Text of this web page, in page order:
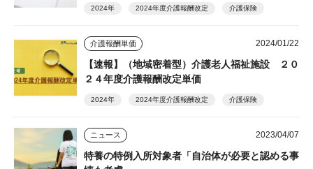
2024年 2024年度介護報酬改定 介護保険
介護報酬単価 2024/01/22
【速報】（地域密着型）介護老人福祉施設 ２０
２４年度介護報酬改定単価
2024年 2024年度介護報酬改定 介護保険
ニュース 2023/04/07
特養の特例入所対象者「自治体が必要と認める事